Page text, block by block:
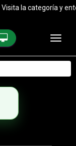
la categoría y